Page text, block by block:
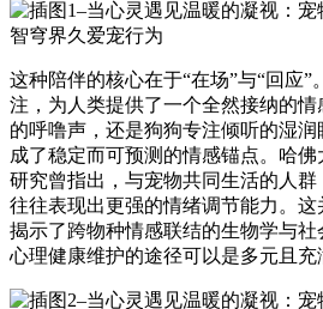
这种陪伴的核心在于“在场”与“回应
注，为人类提供了一个全然接纳的
的呼噜声，还是狗狗专注倾听的湿
成了稳定而可预测的情感锚点。哈
研究曾指出，与宠物共同生活的人
往往表现出更强的情绪调节能力。
揭示了跨物种情感联结的生物学与社
心理健康维护的途径可以是多元且充